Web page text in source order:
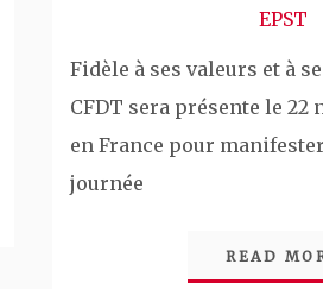
EPST
Fidèle à ses valeurs et à
CFDT sera présente le 22
en France pour
journée
READ